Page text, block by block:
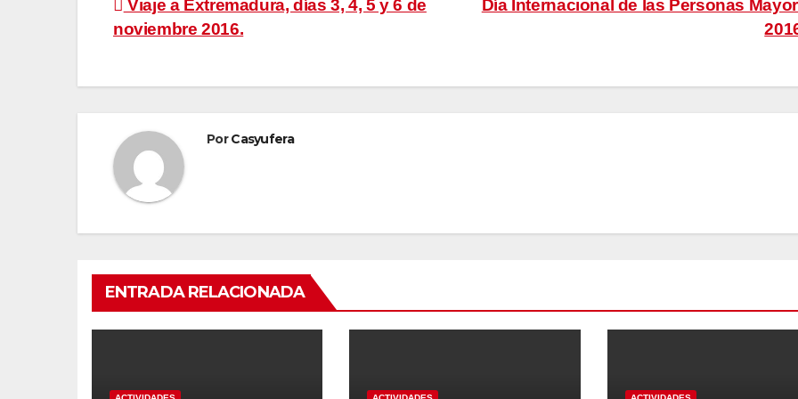
Navegación
de
entradas
Día Internacional de las Personas
Viaje a Extremadura, días 3, 4, 5 y 6 de
noviembre 2016.
PorCasyufera
ENTRADA RELACIONADA